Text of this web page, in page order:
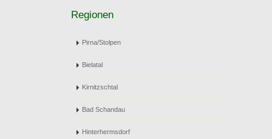
Regionen
Pirna/Stolpen
Bielatal
Kirnitzschtal
Bad Schandau
Hinterhermsdorf